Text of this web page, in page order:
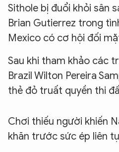
Sithole bị đuổi khỏi sân
Brian Gutierrez trong
Mexico có cơ hội đối
Sau khi tham khảo các
Brazil Wilton Pereira
thẻ đỏ truất quyền thi
Chơi thiếu người khiến
khăn trước sức ép liên